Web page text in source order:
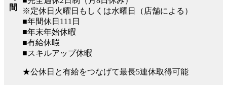
間
※定休日火曜日もしくは水曜日（店舗による）
■年間休日111日
■年末年始休暇
■有給休暇
■スキルアップ休暇
★公休日と有給をつなげて最長5連休取得可能